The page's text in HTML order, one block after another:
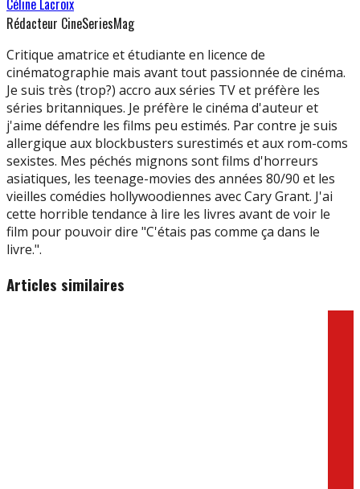
Céline Lacroix
Rédacteur CineSeriesMag
Critique amatrice et étudiante en licence de
cinématographie mais avant tout passionnée de cinéma.
Je suis très (trop?) accro aux séries TV et préfère les
séries britanniques. Je préfère le cinéma d'auteur et
j'aime défendre les films peu estimés. Par contre je suis
allergique aux blockbusters surestimés et aux rom-coms
sexistes. Mes péchés mignons sont films d'horreurs
asiatiques, les teenage-movies des années 80/90 et les
vieilles comédies hollywoodiennes avec Cary Grant. J'ai
cette horrible tendance à lire les livres avant de voir le
film pour pouvoir dire "C'étais pas comme ça dans le
livre.".
Articles similaires